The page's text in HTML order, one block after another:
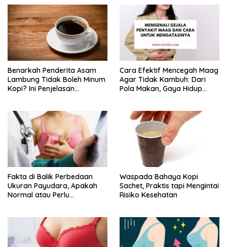
Benarkah Penderita Asam
Lambung Tidak Boleh Minum
Kopi? Ini Penjelasan
Cara Efektif Mencegah Maag
Agar Tidak Kambuh: Dari
Pola Makan, Gaya Hidup
Fakta di Balik Perbedaan
Ukuran Payudara, Apakah
Normal atau Perlu
Waspada Bahaya Kopi
Sachet, Praktis tapi Mengintai
Risiko Kesehatan